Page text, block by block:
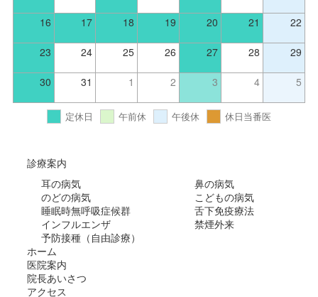
16 17 18 19 20 21 22
23 24 25 26 27 28 29
30 31 1 2 3 4 5
定休日 午前休 午後休 休日当番医
診療案内
耳の病気
鼻の病気
のどの病気
こどもの病気
睡眠時無呼吸症候群
舌下免疫療法
インフルエンザ
予防接種（自由診療）
禁煙外来
ホーム
医院案内
院長あいさつ
アクセス